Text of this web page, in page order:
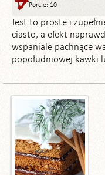
Porcje: 10
Jest to proste i
ciasto, a efekt
wspaniale pachnące
popołudniowej kawki